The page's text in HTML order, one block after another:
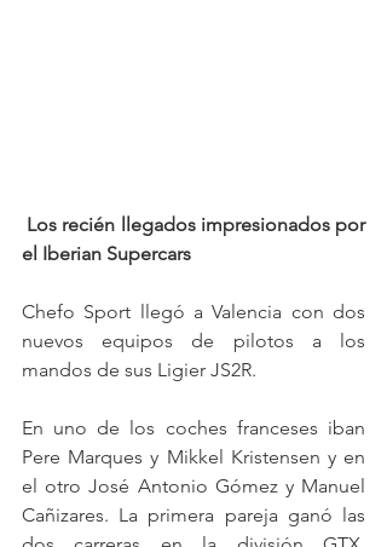
Los recién llegados impresionados por
el Iberian Supercars
Chefo Sport llegó a Valencia con dos
nuevos equipos de pilotos a los
mandos de sus Ligier JS2R.
En uno de los coches franceses iban
Pere Marques y Mikkel Kristensen y en
el otro José Antonio Gómez y Manuel
Cañizares. La primera pareja ganó las